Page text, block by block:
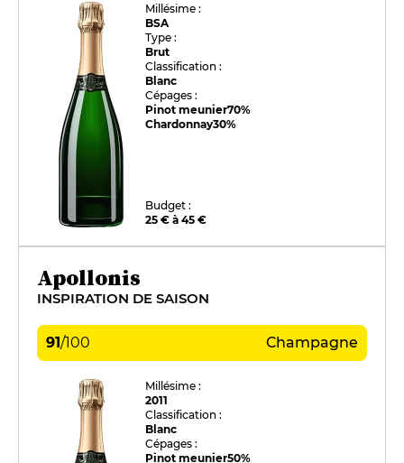
Millésime :
BSA
Type :
Brut
Classification :
Blanc
Cépages :
Pinot meunier70%
Chardonnay30%
Budget :
25 € à 45 €
Apollonis
INSPIRATION DE SAISON
91/100 Champagne
Millésime :
2011
Classification :
Blanc
Cépages :
Pinot meunier50%